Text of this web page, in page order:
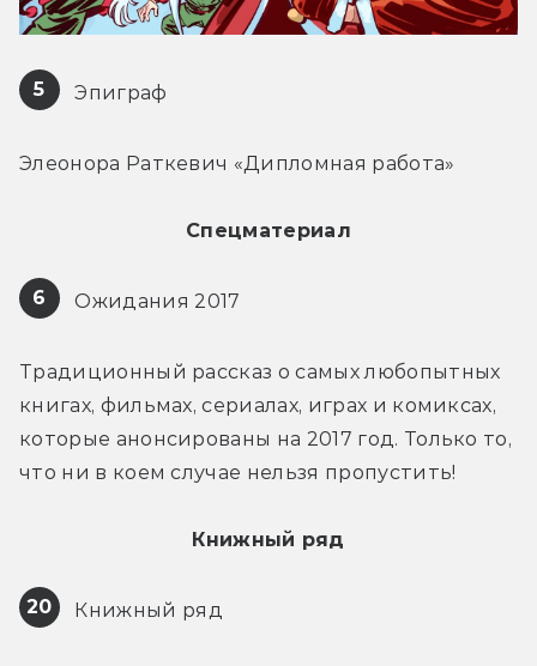
5 Эпиграф
Элеонора Раткевич «Дипломная работа»
Спецматериал
6 Ожидания 2017
Традиционный рассказ о самых любопытных
книгах, фильмах, сериалах, играх и комиксах,
которые анонсированы на 2017 год. Только то,
что ни в коем случае нельзя пропустить!
Книжный ряд
20 Книжный ряд